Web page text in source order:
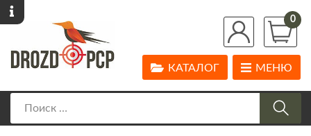
0
МЕНЮ
КАТАЛОГ